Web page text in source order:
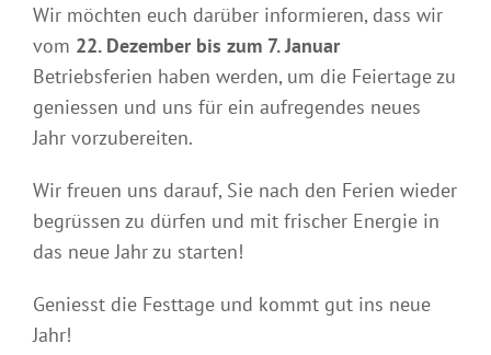
Wir möchten euch darüber informieren, dass wir
vom 22. Dezember bis zum 7. Januar
Betriebsferien haben werden, um die Feiertage zu
geniessen und uns für ein aufregendes neues
Jahr vorzubereiten.
Wir freuen uns darauf, Sie nach den Ferien wieder
begrüssen zu dürfen und mit frischer Energie in
das neue Jahr zu starten!
Geniesst die Festtage und kommt gut ins neue
Jahr!